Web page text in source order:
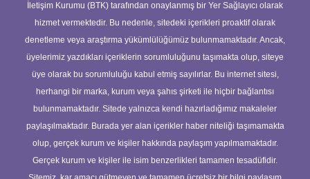
İletişim Kurumu (BTK) tarafından onaylanmış bir Yer Sağlayıcı olarak
hizmet vermektedir. Bu nedenle, sitedeki içerikleri proaktif olarak
denetleme veya araştırma yükümlülüğümüz bulunmamaktadır. Ancak,
üyelerimiz yazdıkları içeriklerin sorumluluğunu taşımakta olup, siteye
üye olarak bu sorumluluğu kabul etmiş sayılırlar. Bu internet sitesi,
herhangi bir marka, kurum veya şahıs şirketi ile hiçbir bağlantısı
bulunmamaktadır. Sitede yalnızca kendi hazırladığımız makaleler
paylaşılmaktadır. Burada yer alan içerikler haber niteliği taşımamakta
olup, gerçek kurum ve kişiler hakkında paylaşım yapılmamaktadır.
Gerçek kurum ve kişiler ile isim benzerlikleri tamamen tesadüfidir.